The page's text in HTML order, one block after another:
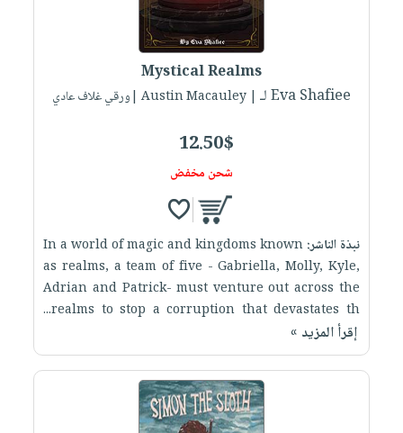
Mystical Realms
لـ Eva Shafiee
| Austin Macauley |ورقي غلاف عادي
12.50$
شحن مخفض
نبذة الناشر:In a world of magic and kingdoms known
as realms, a team of five - Gabriella, Molly, Kyle,
Adrian and Patrick- must venture out across the
realms to stop a corruption that devastates th...
إقرأ المزيد »